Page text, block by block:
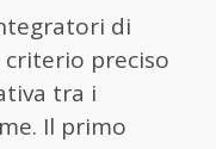
di
criterio preciso
tra i
Il primo